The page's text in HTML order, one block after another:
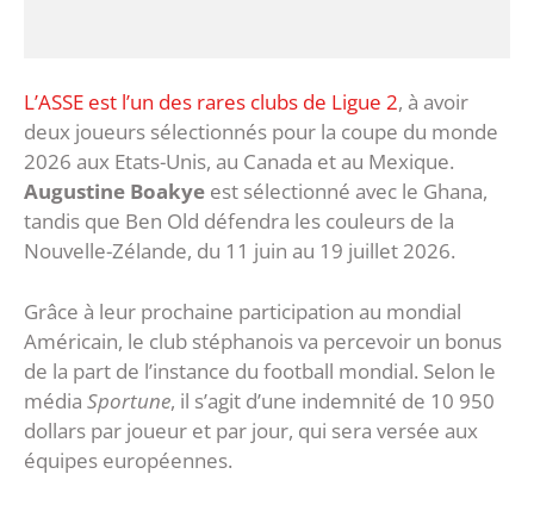
L’ASSE est l’un des rares clubs de Ligue 2, à avoir
deux joueurs sélectionnés pour la coupe du monde
2026 aux Etats-Unis, au Canada et au Mexique.
Augustine Boakye est sélectionné avec le Ghana,
tandis que Ben Old défendra les couleurs de la
Nouvelle-Zélande, du 11 juin au 19 juillet 2026.
Grâce à leur prochaine participation au mondial
Américain, le club stéphanois va percevoir un bonus
de la part de l’instance du football mondial. Selon le
média Sportune, il s’agit d’une indemnité de 10 950
dollars par joueur et par jour, qui sera versée aux
équipes européennes.